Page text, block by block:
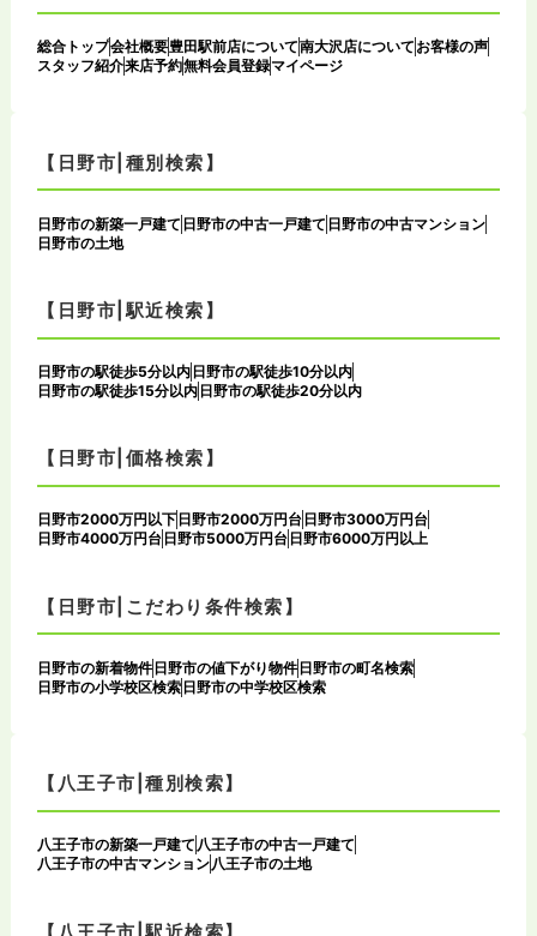
総合トップ会社概要豊田駅前店について南大沢店について お客様の声
スタッフ紹介来店予約無料会員登録マイページ
【日野市|種別検索】
日野市の新築一戸建て 日野市の中古一戸建て 日野市の中古マンション
日野市の土地
【日野市|駅近検索】
日野市の駅徒歩5分以内 日野市の駅徒歩10分以内
日野市の駅徒歩15分以内 日野市の駅徒歩20分以内
【日野市|価格検索】
日野市2000万円以下 日野市2000万円台 日野市3000万円台
日野市4000万円台 日野市5000万円台 日野市6000万円以上
【日野市|こだわり条件検索】
日野市の新着物件日野市の値下がり物件日野市の町名検索
日野市の小学校区検索日野市の中学校区検索
【八王子市|種別検索】
八王子市の新築一戸建て 八王子市の中古一戸建て
八王子市の中古マンション八王子市の土地
【八王子市|駅近検索】